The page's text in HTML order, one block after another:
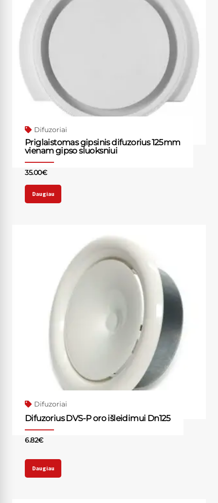
Difuzoriai
Priglaistomas gipsinis difuzorius 125mm
vienam gipso sluoksniui
35.00€
Daugiau
Difuzoriai
Difuzorius DVS-P oro išleidimui Dn125
6.82€
Daugiau